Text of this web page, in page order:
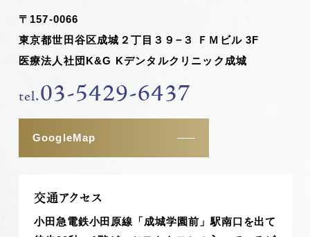
〒157-0066
東京都世田谷区成城２丁目３９−３ ＦＭビル 3F
医療法人社団K&G Kデンタルクリニック成城
tel.03-5429-6437
GoogleMap
交通アクセス
小田急電鉄小田原線「成城学園前」駅南口を出て